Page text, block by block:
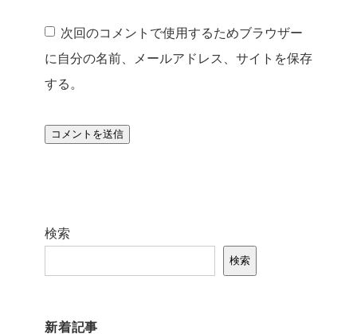
次回のコメントで使用するためブラウザー
に自分の名前、メールアドレス、サイトを保存
する。
検索
検索
新着記事